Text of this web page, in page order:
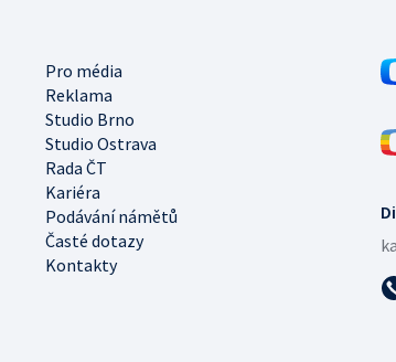
Pro média
Reklama
Studio Brno
Studio Ostrava
Rada ČT
Kariéra
Podávání námětů
Časté dotazy
Kontakty